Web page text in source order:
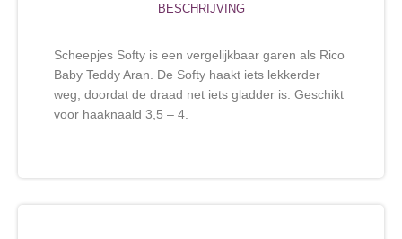
BESCHRIJVING
Scheepjes Softy is een vergelijkbaar garen als Rico
Baby Teddy Aran. De Softy haakt iets lekkerder
weg, doordat de draad net iets gladder is. Geschikt
voor haaknaald 3,5 – 4.